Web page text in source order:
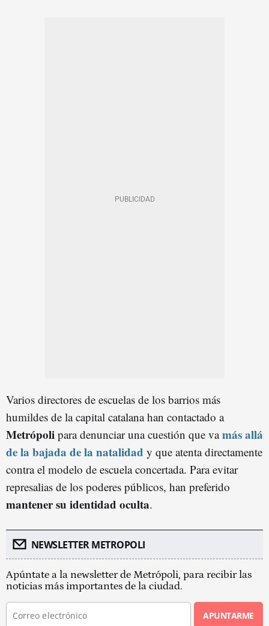
Varios directores de escuelas de los barrios más
humildes de la capital catalana han contactado a
Metrópoli para denunciar una cuestión que vamás allá
de la bajada de la natalidad y que atenta directamente
contra el modelo de escuela concertada. Para evitar
represalias de los poderes públicos, han preferido
mantener su identidad oculta.
NEWSLETTER METROPOLI
Apúntate a la newsletter de Metrópoli, para recibir las
noticias más importantes de la ciudad.
APUNTARME